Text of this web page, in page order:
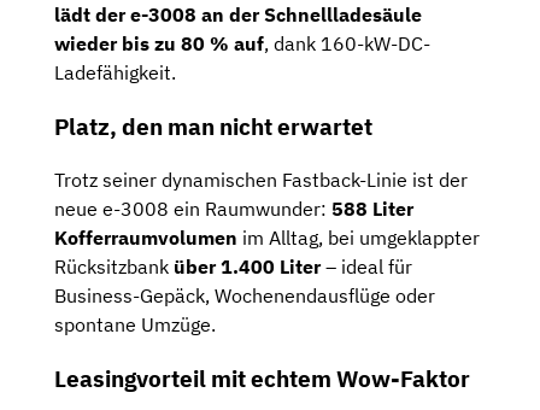
lädt der e-3008 an der Schnellladesäule
wieder bis zu 80 % auf, dank 160-kW-DC-
Ladefähigkeit.
Platz, den man nicht erwartet
Trotz seiner dynamischen Fastback-Linie ist der
neue e-3008 ein Raumwunder: 588 Liter
Kofferraumvolumen im Alltag, bei umgeklappter
Rücksitzbank über 1.400 Liter– ideal für
Business-Gepäck, Wochenendausflüge oder
spontane Umzüge.
Leasingvorteil mit echtem Wow-Faktor